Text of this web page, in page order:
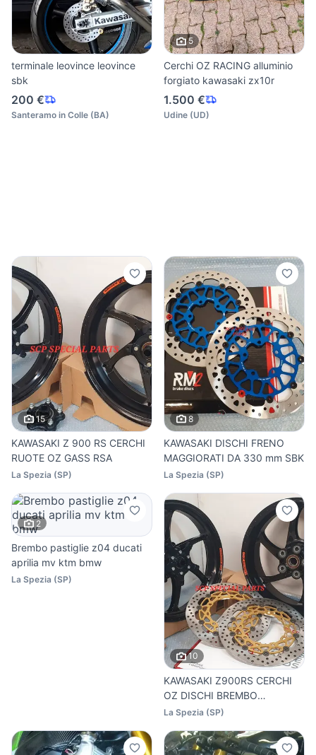
terminale leovince leovince
sbk
200 €
Santeramo in Colle (BA)
5
Cerchi OZ RACING alluminio
forgiato kawasaki zx10r
1.500 €
Udine (UD)
15
KAWASAKI Z 900 RS CERCHI
RUOTE OZ GASS RSA
La Spezia (SP)
8
KAWASAKI DISCHI FRENO
MAGGIORATI DA 330 mm SBK
La Spezia (SP)
2
Brembo pastiglie z04 ducati
aprilia mv ktm bmw
La Spezia (SP)
10
KAWASAKI Z900RS CERCHI
OZ DISCHI BREMBO
SUPERSPORT
La Spezia (SP)